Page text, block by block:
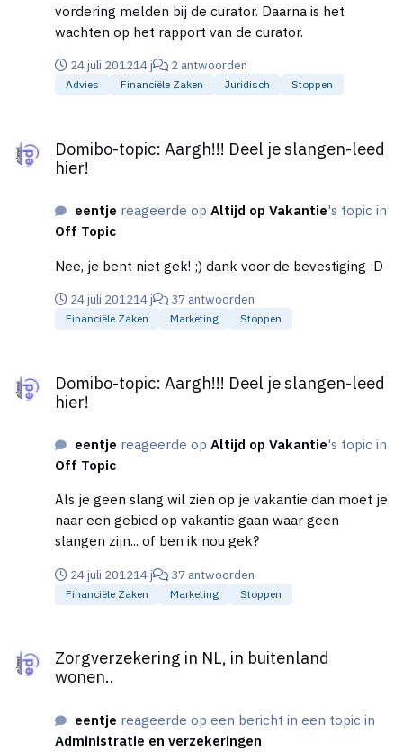
vordering melden bij de curator. Daarna is het
wachten op het rapport van de curator.
24 juli 201214 j 2 antwoorden
Advies Financiële Zaken Juridisch Stoppen
Domibo-topic: Aargh!!! Deel je slangen-leed
hier!
eentje reageerde opAltijd op Vakantie's topic in
Off Topic
Nee, je bent niet gek! ;) dank voor de bevestiging :D
24 juli 201214 j 37 antwoorden
Financiële Zaken Marketing Stoppen
Domibo-topic: Aargh!!! Deel je slangen-leed
hier!
eentje reageerde opAltijd op Vakantie's topic in
Off Topic
Als je geen slang wil zien op je vakantie dan moet je
naar een gebied op vakantie gaan waar geen
slangen zijn... of ben ik nou gek?
24 juli 201214 j 37 antwoorden
Financiële Zaken Marketing Stoppen
Zorgverzekering in NL, in buitenland
wonen..
eentje reageerde op een bericht in een topic in
Administratie en verzekeringen